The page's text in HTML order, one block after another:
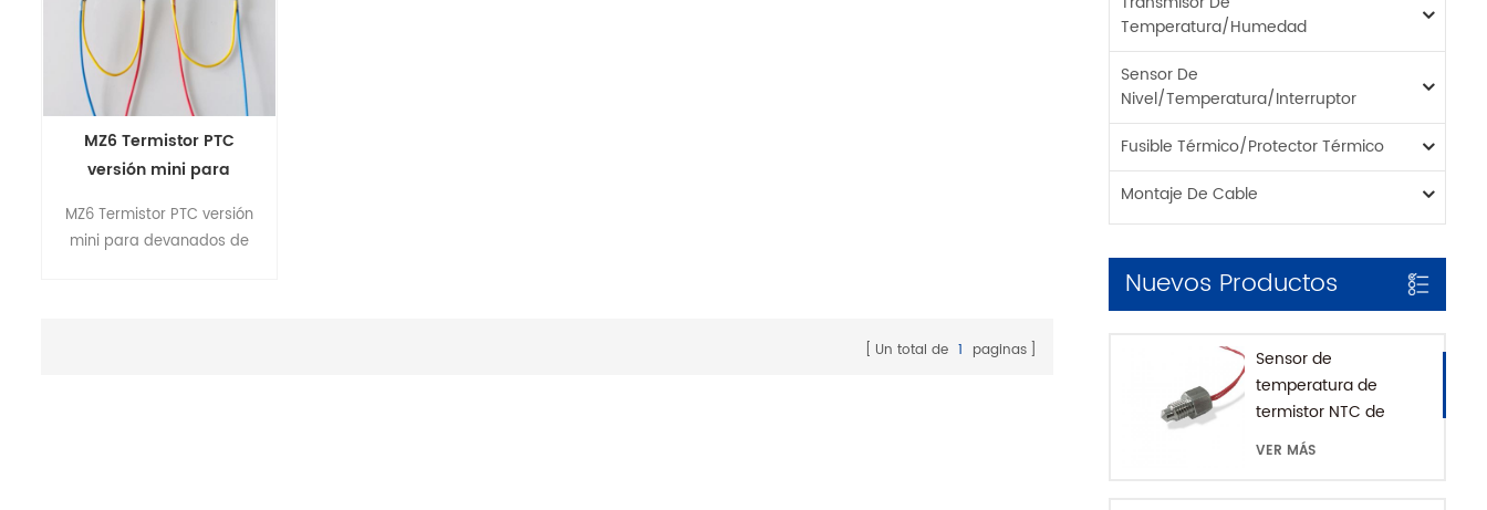
Temperatura/humedad
Sensor De
Nivel/temperatura/interruptor
Fusible Térmico/protector Térmico
Montaje De Cable
Nuevos Productos
Sensor de
temperatura de
termistor NTC de
montaje roscado para
VER MÁS
MZ6 Termistor PTC
versión mini para
MZ6 Termistor PTC versión
mini para devanados de
Un total de 1 paginas